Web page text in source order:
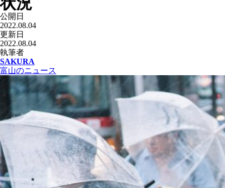
公開日
2022.08.04
更新日
2022.08.04
執筆者
SAKURA
富山のニュース